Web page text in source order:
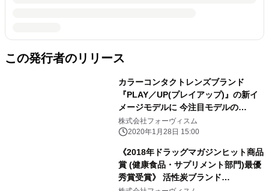
この発行者のリリース
カラーコンタクトレンズブランド
『PLAY／UP(プレイアップ)』の新イ
メージモデルに 今注目モデルの
Chloe(クロエ)さんが決定！ さらに発
売1周年記念キャンペーン開催！
株式会社フォーヴィスム
2020年1月28日 15:00
《2018年ドラッグマガジンヒット商品
賞 (健康食品・サプリメント部門)最優
秀賞受賞》 活性炭ブランド